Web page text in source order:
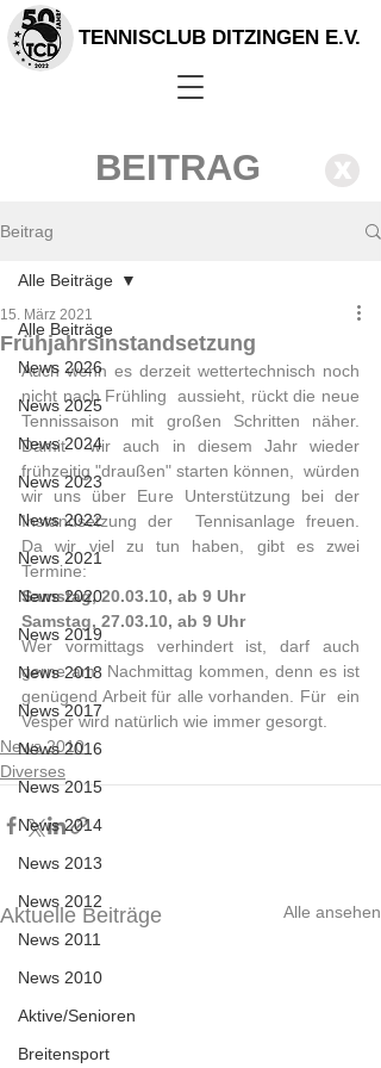
TENNISCLUB DITZINGEN E.V.
BEITRAG X
Beitrag
Alle Beiträge
News 2026
News 2025
News 2024
News 2023
News 2022
News 2021
News 2020
News 2019
News 2018
News 2017
News 2016
News 2015
News 2014
News 2013
News 2012
News 2011
News 2010
Aktive/Senioren
Breitensport
Alle Beiträge
Frühjahrsinstandsetzung
15. März 2021
Auch wenn es derzeit wettertechnisch noch
nicht nach Frühling  aussieht, rückt die neue
Tennissaison mit großen Schritten näher.
Damit  wir auch in diesem Jahr wieder
frühzeitig "draußen" starten können,  würden
wir uns über Eure Unterstützung bei der
Instandsetzung der  Tennisanlage freuen.
Da wir viel zu tun haben, gibt es zwei
Termine:
Samstag, 20.03.10, ab 9 Uhr
Samstag, 27.03.10, ab 9 Uhr
Wer vormittags verhindert ist, darf auch
gerne am  Nachmittag kommen, denn es ist
genügend Arbeit für alle vorhanden. Für  ein
Vesper wird natürlich wie immer gesorgt.
News 2010
Diverses
Aktuelle Beiträge Alle ansehen